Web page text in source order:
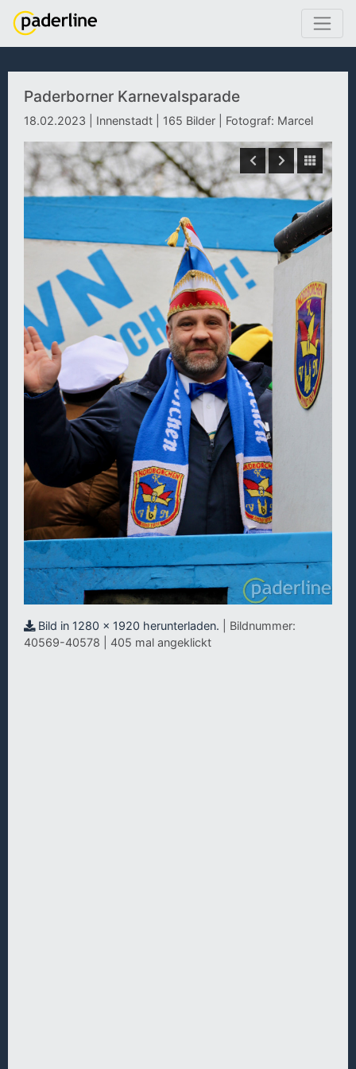
Paderborner Karnevalsparade
18.02.2023 | Innenstadt | 165 Bilder | Fotograf: Marcel
Bild in 1280 x 1920 herunterladen.
| Bildnummer:
40569-40578 | 405 mal angeklickt